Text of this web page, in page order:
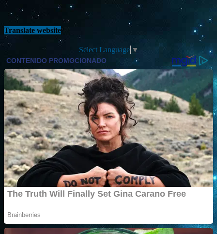
Translate website
Select Language ▼